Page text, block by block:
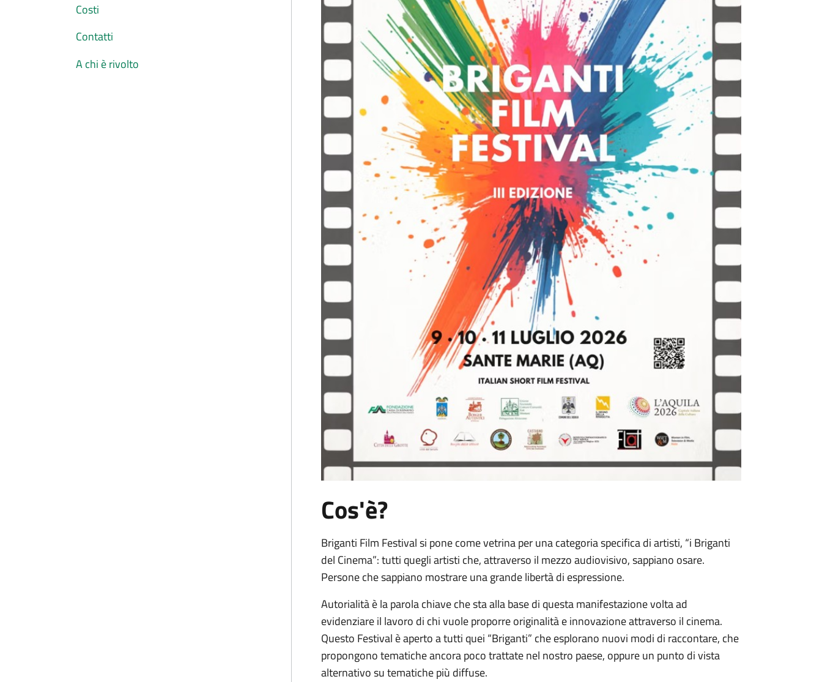
Costi
Contatti
A chi è rivolto
Cos'è?
Briganti Film Festival si pone come vetrina per una categoria specifica di artisti, “i Briganti
del Cinema”: tutti quegli artisti che, attraverso il mezzo audiovisivo, sappiano osare.
Persone che sappiano mostrare una grande libertà di espressione.
Autorialità è la parola chiave che sta alla base di questa manifestazione volta ad
evidenziare il lavoro di chi vuole proporre originalità e innovazione attraverso il cinema.
Questo Festival è aperto a tutti quei “Briganti” che esplorano nuovi modi di raccontare, che
propongono tematiche ancora poco trattate nel nostro paese, oppure un punto di vista
alternativo su tematiche più diffuse.